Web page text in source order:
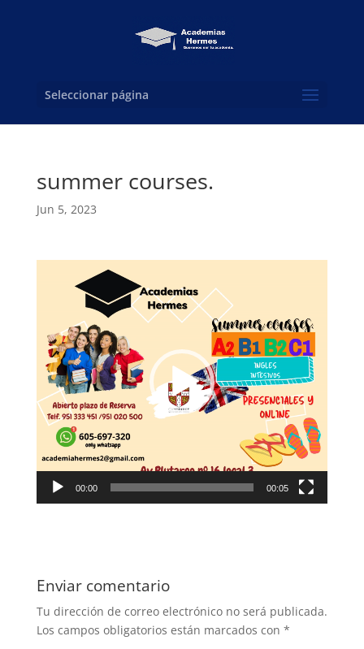
Seleccionar página
summer courses.
Jun 5, 2023
Reproductor
00:00 00:05
Enviar comentario
Tu dirección de correo electrónico no será publicada.
Los campos obligatorios están marcados con *